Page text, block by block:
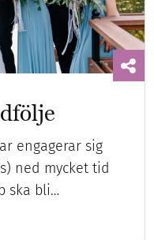
engagerar sig
ned mycket tid
ska bli…